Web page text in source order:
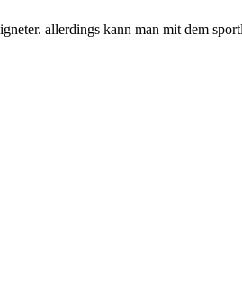
allerdings kann man mit dem